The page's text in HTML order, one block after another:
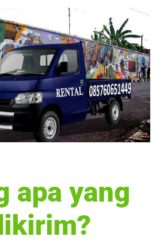
apa yang